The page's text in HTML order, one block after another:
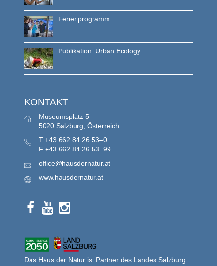
Ferienprogramm
Publikation: Urban Ecology
KONTAKT
Museumsplatz 5
5020 Salzburg, Österreich
T +43 662 84 26 53–0
F +43 662 84 26 53–99
office@hausdernatur.at
www.hausdernatur.at
Das Haus der Natur ist Partner des Landes Salzburg